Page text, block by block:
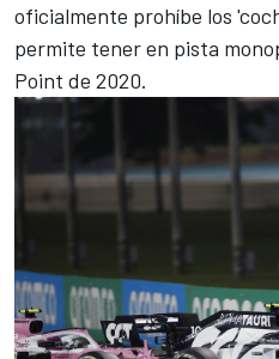
oficialmente prohíbe los
permite tener en pista
Point de 2020.